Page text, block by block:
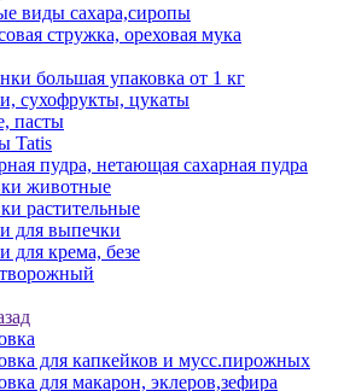
виды сахара,сиропы
стружка, ореховая мука
большая упаковка от 1 кг
сухофрукты, цукаты
пасты
Tatis
пудра, нетающая сахарная пудра
животные
растительные
для выпечки
для крема, безе
для капкейков и мусс.пирожных
для макарон, эклеров,зефира